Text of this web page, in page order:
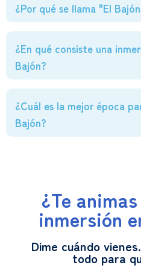
¿Por qué se llama "El
¿En qué consiste una
Bajón?
¿Cuál es la mejor época
Bajón?
¿Te
inmersión
Dime cuándo
todo para